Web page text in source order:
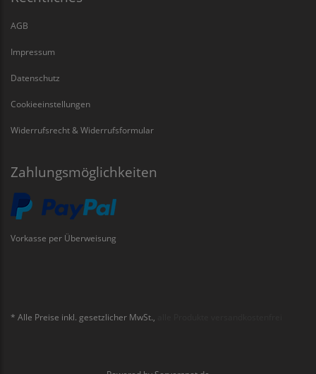
AGB
Impressum
Datenschutz
Cookieeinstellungen
Widerrufsrecht & Widerrufsformular
Zahlungsmöglichkeiten
Vorkasse per Überweisung
* Alle Preise inkl. gesetzlicher MwSt.,